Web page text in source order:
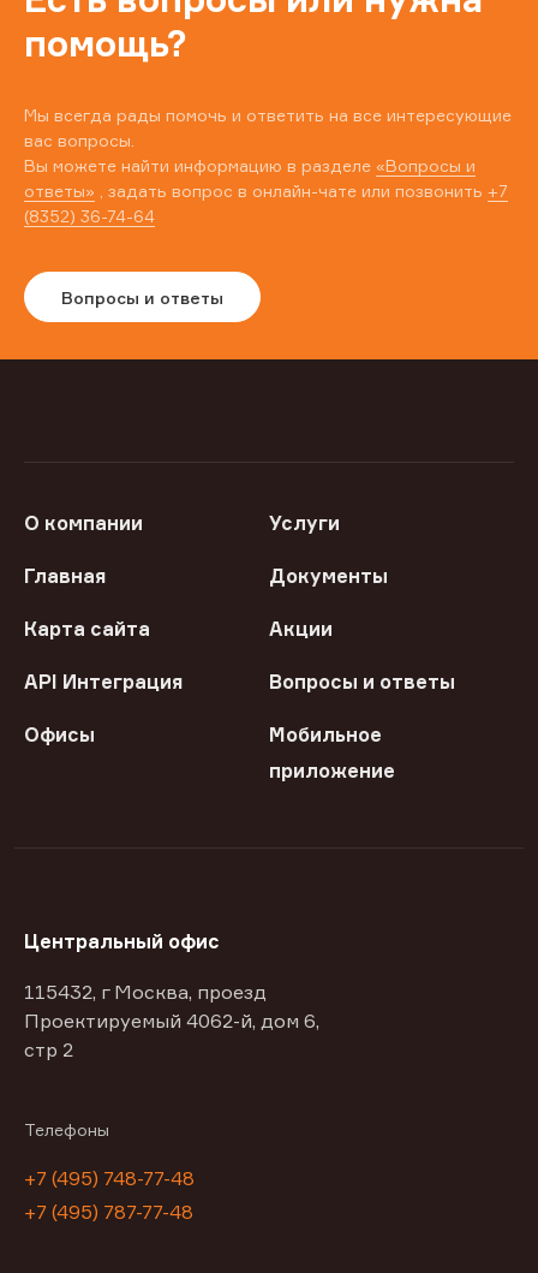
помощь?
Мы всегда рады помочь и ответить на все интересующие
вас вопросы.
Вы можете найти информацию в разделе «Вопросы и
ответы» , задать вопрос в онлайн-чате или позвонить +7
(8352) 36-74-64
Вопросы и ответы
О компании Услуги
Главная Документы
Карта сайта Акции
API Интеграция Вопросы и ответы
Офисы
Мобильное
приложение
Центральный офис
115432, г Москва, проезд
Проектируемый 4062-й, дом 6,
стр 2
Телефоны
+7 (495) 748-77-48
+7 (495) 787-77-48